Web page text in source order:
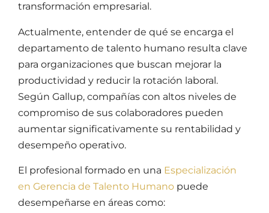
transformación empresarial.
Actualmente, entender de qué se encarga el
departamento de talento humano resulta clave
para organizaciones que buscan mejorar la
productividad y reducir la rotación laboral.
Según Gallup, compañías con altos niveles de
compromiso de sus colaboradores pueden
aumentar significativamente su rentabilidad y
desempeño operativo.
El profesional formado en una Especialización
en Gerencia de Talento Humano puede
desempeñarse en áreas como: